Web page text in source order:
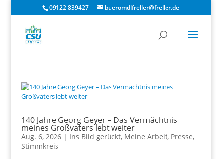
09122 839427 bueromdlfreller@freller.de
140 Jahre Georg Geyer – Das Vermächtnis
meines Großvaters lebt weiter
Aug. 6, 2026| Ins Bild gerückt, Meine Arbeit, Presse,
Stimmkreis